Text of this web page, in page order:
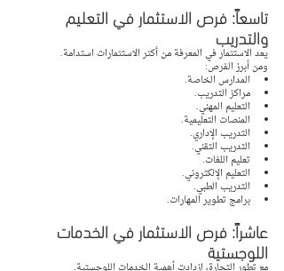
تاسعاً: فرص الاستثمار في التعليم
والتدريب
يعد الاستثمار في المعرفة من أكثر الاستثمارات استدامة.
ومن أبرز الفرص:
المدارس الخاصة.
مراكز التدريب.
التعليم المهني.
المنصات التعليمية.
التدريب الإداري.
التدريب التقني.
تعليم اللغات.
التعليم الإلكتروني.
التدريب الطبي.
برامج تطوير المهارات.
عاشراً: فرص الاستثمار في الخدمات
اللوجستية